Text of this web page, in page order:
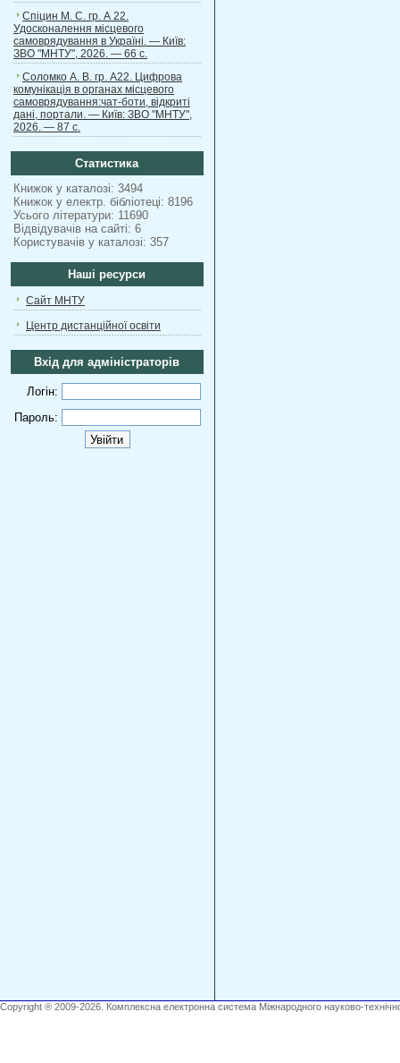
Спіцин М. С. гр. А 22.
Удосконалення місцевого
самоврядування в Україні. — Київ:
ЗВО "МНТУ", 2026. — 66 с.
Соломко А. В. гр. А22. Цифрова
комунікація в органах місцевого
самоврядування:чат-боти, відкриті
дані, портали. — Київ: ЗВО "МНТУ",
2026. — 87 с.
Статистика
Книжок у каталозі: 3494
Книжок у електр. бібліотеці: 8196
Усього літератури: 11690
Відвідувачів на сайті: 6
Користувачів у каталозі: 357
Наші ресурси
Сайт МНТУ
Центр дистанційної освіти
Вхід для адміністраторів
Логін:
Пароль:
Copyright ® 2009-2026. Комплексна електронна система Міжнародного науково-